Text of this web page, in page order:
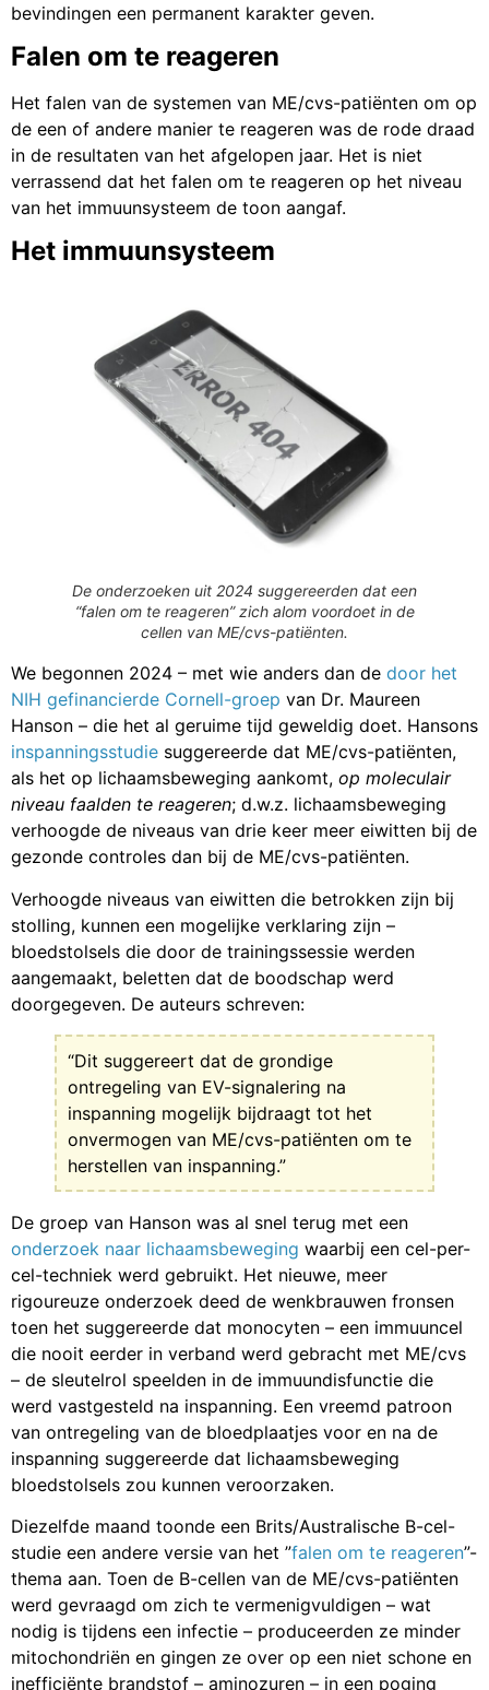
bevindingen een permanent karakter geven.
Falen om te reageren
Het falen van de systemen van ME/cvs-patiënten om op
de een of andere manier te reageren was de rode draad
in de resultaten van het afgelopen jaar. Het is niet
verrassend dat het falen om te reageren op het niveau
van het immuunsysteem de toon aangaf.
Het immuunsysteem
De onderzoeken uit 2024 suggereerden dat een
“falen om te reageren” zich alom voordoet in de
cellen van ME/cvs-patiënten.
We begonnen 2024 – met wie anders dan de door het
NIH gefinancierde Cornell-groep van Dr. Maureen
Hanson – die het al geruime tijd geweldig doet. Hansons
inspanningsstudie suggereerde dat ME/cvs-patiënten,
als het op lichaamsbeweging aankomt, op moleculair
niveau faalden te reageren; d.w.z. lichaamsbeweging
verhoogde de niveaus van drie keer meer eiwitten bij de
gezonde controles dan bij de ME/cvs-patiënten.
Verhoogde niveaus van eiwitten die betrokken zijn bij
stolling, kunnen een mogelijke verklaring zijn –
bloedstolsels die door de trainingssessie werden
aangemaakt, beletten dat de boodschap werd
doorgegeven. De auteurs schreven:
“Dit suggereert dat de grondige
ontregeling van EV-signalering na
inspanning mogelijk bijdraagt tot het
onvermogen van ME/cvs-patiënten om te
herstellen van inspanning.”
De groep van Hanson was al snel terug met een
onderzoek naar lichaamsbeweging waarbij een cel-per-
cel-techniek werd gebruikt. Het nieuwe, meer
rigoureuze onderzoek deed de wenkbrauwen fronsen
toen het suggereerde dat monocyten – een immuuncel
die nooit eerder in verband werd gebracht met ME/cvs
– de sleutelrol speelden in de immuundisfunctie die
werd vastgesteld na inspanning. Een vreemd patroon
van ontregeling van de bloedplaatjes voor en na de
inspanning suggereerde dat lichaamsbeweging
bloedstolsels zou kunnen veroorzaken.
Diezelfde maand toonde een Brits/Australische B-cel-
studie een andere versie van het ”falen om te reageren”-
thema aan. Toen de B-cellen van de ME/cvs-patiënten
werd gevraagd om zich te vermenigvuldigen – wat
nodig is tijdens een infectie – produceerden ze minder
mitochondriën en gingen ze over op een niet schone en
inefficiënte brandstof – aminozuren – in een poging